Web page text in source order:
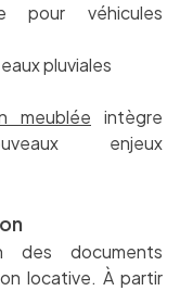
pour véhicules
pluviales
meublée intègre
enjeux
des documents
locative. À partir